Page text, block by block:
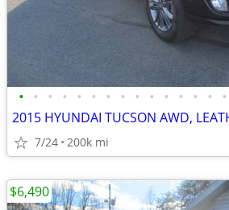
• • • • • • • • • • • • • • •
7/24 200k mi
$6,490